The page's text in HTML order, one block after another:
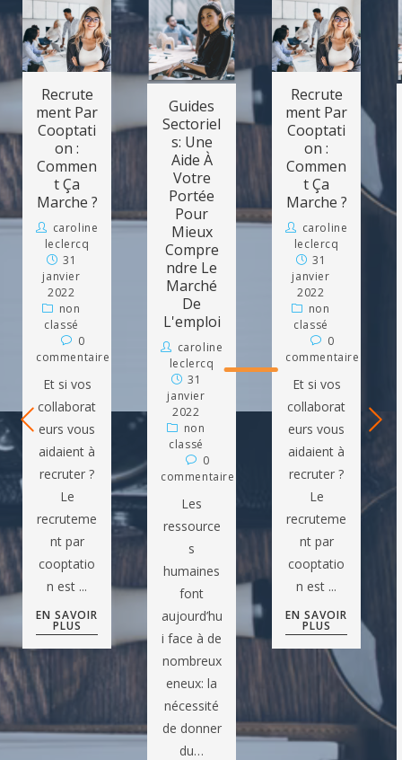
Recrute
Ment Par
Cooptati
On :
Commen
T Ça
Marche ?
caroline
leclercq
31
janvier
2022
non
classé
0
commentaire
Et si vos
collaborat
eurs vous
aidaient à
recruter ?
Le
recruteme
nt par
cooptatio
n est ...
EN SAVOIR
PLUS
Guides
Sectoriel
S: Une
Aide À
Votre
Portée
Pour
Mieux
Compre
Ndre Le
Marché
De
L'emploi
caroline
leclercq
31
janvier
2022
non
classé
0
commentaire
Les
ressource
s
humaines
font
aujourd’hu
i face à de
nombreux
eneux: la
nécessité
de donner
du…
Recrute
Ment Par
Cooptati
On :
Commen
T Ça
Marche ?
caroline
leclercq
31
janvier
2022
non
classé
0
commentaire
Et si vos
collaborat
eurs vous
aidaient à
recruter ?
Le
recruteme
nt par
cooptatio
n est ...
EN SAVOIR
PLUS